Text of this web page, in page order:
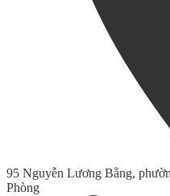
95 Nguyễn Lương Bằng,
Phòng